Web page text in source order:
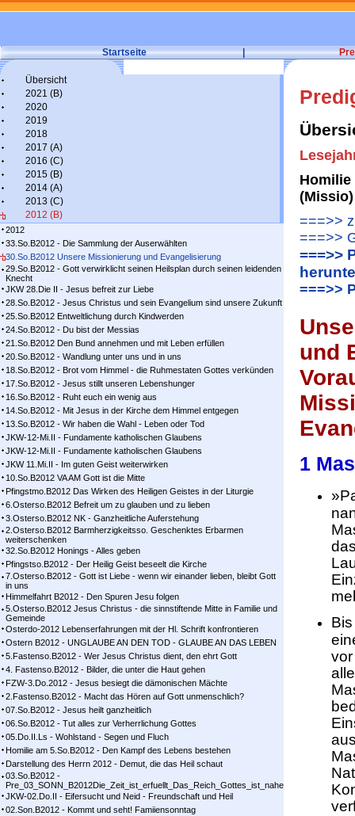
Startseite |
Übersicht
2021 (B)
2020
2019
2018
2017 (A)
2016 (C)
2015 (B)
2014 (A)
2013 (C)
2012 (B)
2012
33.So.B2012 - Die Sammlung der Auserwählten
30.So.B2012 Unsere Missionierung und Evangelisierung
29.So.B2012 - Gott verwirklicht seinen Heilsplan durch seinen leidenden
Knecht
JKW 28.Die II - Jesus befreit zur Liebe
28.So.B2012 - Jesus Christus und sein Evangelium sind unsere Zukunft
25.So.B2012 Entweltlichung durch Kindwerden
24.So.B2012 - Du bist der Messias
21.So.B2012 Den Bund annehmen und mit Leben erfüllen
20.So.B2012 - Wandlung unter uns und in uns
18.So.B2012 - Brot vom Himmel - die Ruhmestaten Gottes verkünden
17.So.B2012 - Jesus stillt unseren Lebenshunger
16.So.B2012 - Ruht euch ein wenig aus
14.So.B2012 - Mit Jesus in der Kirche dem Himmel entgegen
13.So.B2012 - Wir haben die Wahl - Leben oder Tod
JKW-12-Mi.II - Fundamente katholischen Glaubens
JKW-12-Mi.II - Fundamente katholischen Glaubens
JKW 11.Mi.II - Im guten Geist weiterwirken
10.So.B2012 VA AM Gott ist die Mitte
Pfingstmo.B2012 Das Wirken des Heiligen Geistes in der Liturgie
6.Osterso.B2012 Befreit um zu glauben und zu lieben
3.Osterso.B2012 NK - Ganzheitliche Auferstehung
2.Osterso.B2012 Barmherzigkeitsso. Geschenktes Erbarmen
weiterschenken
32.So.B2012 Honings - Alles geben
Pfingstso.B2012 - Der Heilig Geist beseelt die Kirche
7.Osterso.B2012 - Gott ist Liebe - wenn wir einander lieben, bleibt Gott
in uns
Himmelfahrt B2012 - Den Spuren Jesu folgen
5.Osterso.B2012 Jesus Christus - die sinnstiftende Mitte in Familie und
Gemeinde
Osterdo-2012 Lebenserfahrungen mit der Hl. Schrift konfrontieren
Ostern B2012 - UNGLAUBE AN DEN TOD - GLAUBE AN DAS LEBEN
5.Fastenso.B2012 - Wer Jesus Christus dient, den ehrt Gott
4. Fastenso.B2012 - Bilder, die unter die Haut gehen
FZW-3.Do.2012 - Jesus besiegt die dämonischen Mächte
2.Fastenso.B2012 - Macht das Hören auf Gott unmenschlich?
07.So.B2012 - Jesus heilt ganzheitlich
06.So.B2012 - Tut alles zur Verherrlichung Gottes
05.Do.II.Ls - Wohlstand - Segen und Fluch
Homilie am 5.So.B2012 - Den Kampf des Lebens bestehen
Darstellung des Herrn 2012 - Demut, die das Heil schaut
03.So.B2012 -
Pre_03_SONN_B2012Die_Zeit_ist_erfuellt_Das_Reich_Gottes_ist_nahe
JKW-02.Do.II - Eifersucht und Neid - Freundschaft und Heil
02.Son.B2012 - Kommt und seht! Famiiensonntag
Homilie
===>>
===>>
===>>
===>>
und
1